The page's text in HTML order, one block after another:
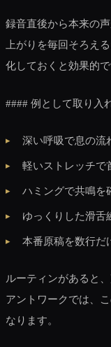
録音直後から本来の
上がりを毎回そろえ
化しておくと効果的で
#### 例として取り入
深い呼吸で息の流
軽いストレッチで
ハミングで共鳴を
ゆっくりした滑舌
本番原稿を数行だ
ルーティンがあると
アントワークでは、
なります。